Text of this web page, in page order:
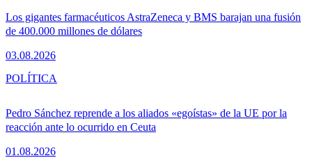
Los gigantes farmacéuticos AstraZeneca y BMS barajan una fusión
de 400.000 millones de dólares
03.08.2026
Pedro Sánchez reprende a los aliados «egoístas» de la UE por la
reacción ante lo ocurrido en Ceuta
01.08.2026
POLÍTICA